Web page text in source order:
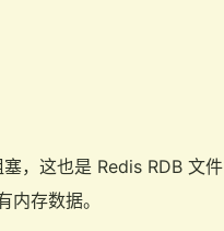
，这也是 Redis RDB 文件
存数据。